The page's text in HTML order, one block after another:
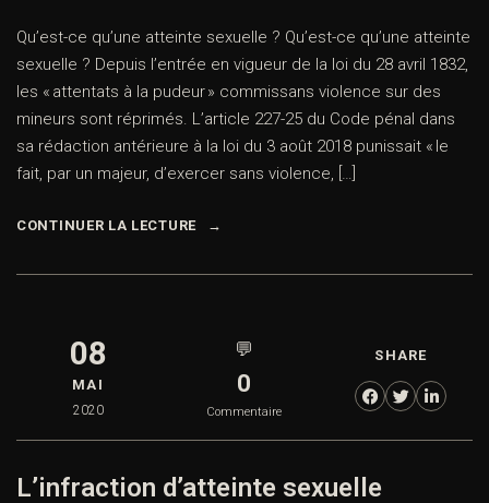
Qu’est-ce qu’une atteinte sexuelle ? Qu’est-ce qu’une atteinte
sexuelle ? Depuis l’entrée en vigueur de la loi du 28 avril 1832,
les « attentats à la pudeur » commissans violence sur des
mineurs sont réprimés. L’article 227-25 du Code pénal dans
sa rédaction antérieure à la loi du 3 août 2018 punissait « le
fait, par un majeur, d’exercer sans violence, […]
CONTINUER LA LECTURE
08
MAI
2020
💬
0
Commentaire
SHARE
L’infraction d’atteinte sexuelle